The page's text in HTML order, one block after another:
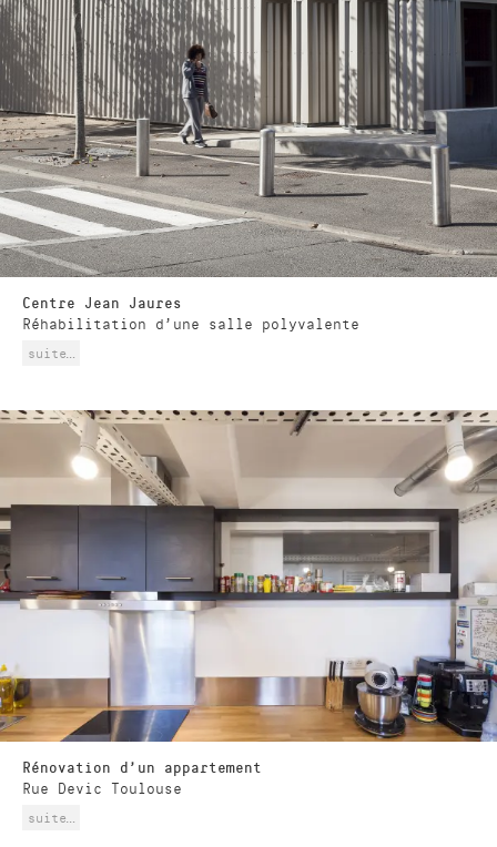
Centre Jean Jaures
Réhabilitation d’une salle polyvalente
suite…
Rénovation d’un appartement
Rue Devic Toulouse
suite…